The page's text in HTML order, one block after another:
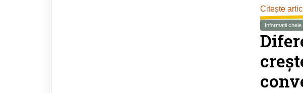
Citește
Informații cheie